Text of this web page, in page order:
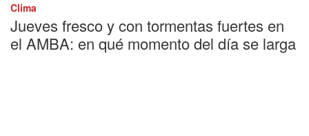
Clima
Jueves fresco y con tormentas fuertes en
el AMBA: en qué momento del día se larga